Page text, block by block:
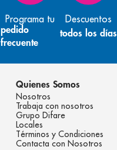
Programa tu
pedido
frecuente
Descuentos
todos los días
Quienes Somos
Nosotros
Trabaja con nosotros
Grupo Difare
Locales
Términos y Condiciones
Contacta con Nosotros